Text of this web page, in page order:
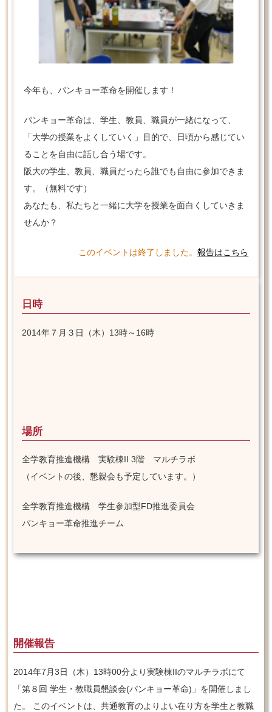
今年も、パンキョー革命を開催します！
パンキョー革命は、学生、教員、職員が一緒になって、
「大学の授業をよくしていく」目的で、日頃から感じてい
ることを自由に話し合う場です。
阪大の学生、教員、職員だったら誰でも自由に参加できま
す。（無料です）
あなたも、私たちと一緒に大学を授業を面白くしていきま
せんか？
このイベントは終了しました。報告はこちら
日時
2014年７月３日（木）13時～16時
場所
全学教育推進機構 実験棟II 3階 マルチラボ
（イベントの後、懇親会も予定しています。）
全学教育推進機構 学生参加型FD推進委員会
パンキョー革命推進チーム
開催報告
2014年7月3日（木）13時00分より実験棟IIのマルチラボにて
「第８回 学生・教職員懇談会(パンキョー革命)」を開催しまし
た。 このイベントは、共通教育のよりよい在り方を学生と教職